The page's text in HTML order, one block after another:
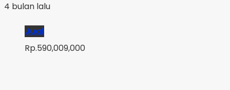
4 bulan lalu
Jual
Rp.590,009,000